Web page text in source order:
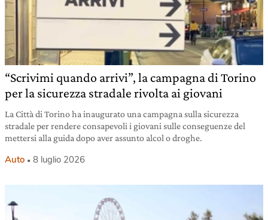
“Scrivimi quando arrivi”, la campagna di Torino
per la sicurezza stradale rivolta ai giovani
La Città di Torino ha inaugurato una campagna sulla sicurezza
stradale per rendere consapevoli i giovani sulle conseguenze del
mettersi alla guida dopo aver assunto alcol o droghe.
Auto 8 luglio 2026